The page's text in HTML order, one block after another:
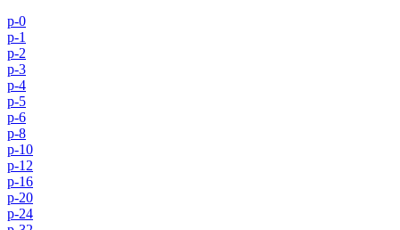
p-0
p-1
p-2
p-3
p-4
p-5
p-6
p-8
p-10
p-12
p-16
p-20
p-24